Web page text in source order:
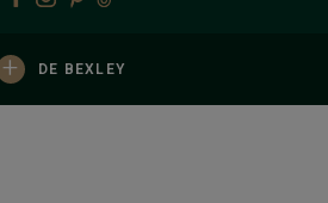
+ DE BEXLEY